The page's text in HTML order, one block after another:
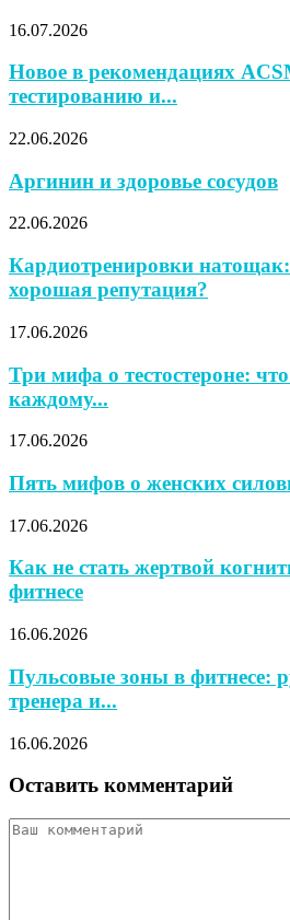
16.07.2026
Новое в рекомендациях
тестированию и...
22.06.2026
Аргинин и здоровье сосудов
22.06.2026
Кардиотренировки
хорошая репутация?
17.06.2026
Три мифа о тестостероне:
каждому...
17.06.2026
Пять мифов о женских
17.06.2026
Как не стать жертвой
фитнесе
16.06.2026
Пульсовые зоны в фитнесе:
тренера и...
16.06.2026
Оставить комментарий